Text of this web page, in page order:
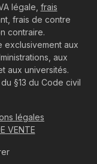
légale, frais
frais de contre
contraire.
exclusivement aux
aux
aux universités.
§13 du Code civil
légales
VENTE